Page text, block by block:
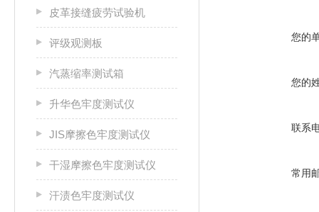
皮革接缝疲劳试验机
评级观测板
汽蒸缩率测试箱
升华色牢度测试仪
JIS摩擦色牢度测试仪
干湿摩擦色牢度测试仪
汗渍色牢度测试仪
您的
您的
联系
常用